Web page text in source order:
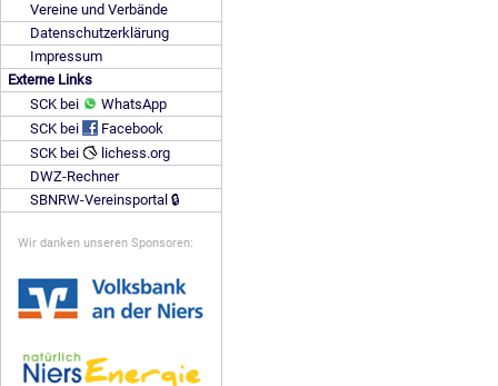
Vereine und Verbände
Datenschutzerklärung
Impressum
Externe Links
SCK bei
WhatsApp
SCK bei
Facebook
SCK bei
lichess.org
DWZ-Rechner
SBNRW-Vereinsportal 🔒
Wir danken unseren Sponsoren: